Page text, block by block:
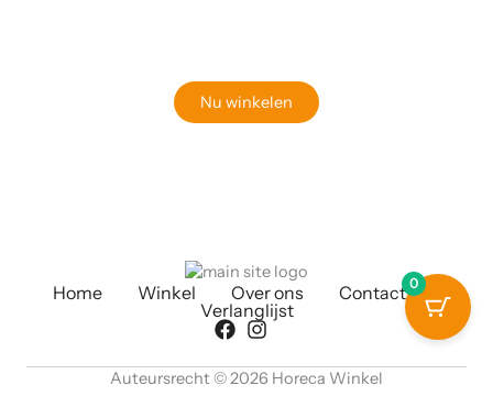
Nu winkelen
Home Winkel Over ons
Contact
Verlanglijst
Auteursrecht © 2026 Horeca Winkel
0